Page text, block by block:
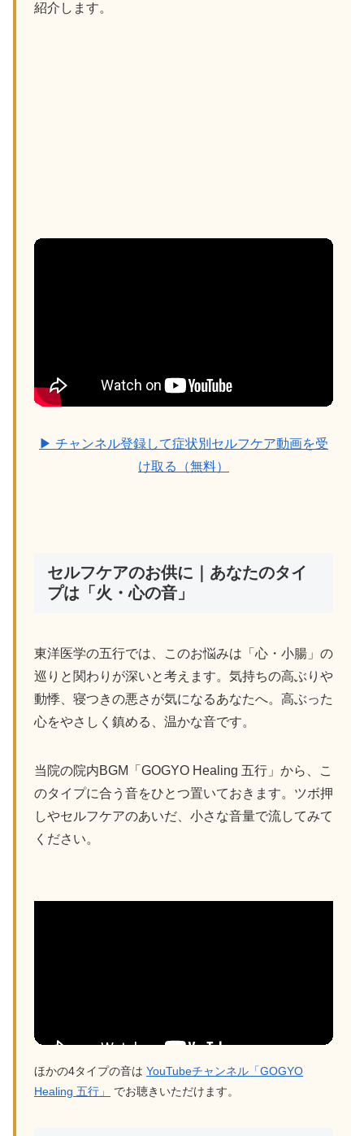
紹介します。
▶ チャンネル登録して症状別セルフケア動画を受
け取る（無料）
セルフケアのお供に｜あなたのタイ
プは「火・心の音」
東洋医学の五行では、このお悩みは「心・小腸」の
巡りと関わりが深いと考えます。気持ちの高ぶりや
動悸、寝つきの悪さが気になるあなたへ。高ぶった
心をやさしく鎮める、温かな音です。
当院の院内BGM「GOGYO Healing 五行」から、こ
のタイプに合う音をひとつ置いておきます。ツボ押
しやセルフケアのあいだ、小さな音量で流してみて
ください。
ほかの4タイプの音は YouTubeチャンネル「GOGYO
Healing 五行」
でお聴きいただけます。